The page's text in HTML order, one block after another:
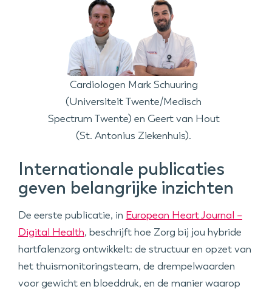
Cardiologen Mark Schuuring
(Universiteit Twente/Medisch
Spectrum Twente) en Geert van Hout
(St. Antonius Ziekenhuis).
Internationale publicaties
geven belangrijke inzichten
De eerste publicatie, in European Heart Journal –
Digital Health, beschrijft hoe Zorg bij jou hybride
hartfalenzorg ontwikkelt: de structuur en opzet van
het thuismonitoringsteam, de drempelwaarden
voor gewicht en bloeddruk, en de manier waarop